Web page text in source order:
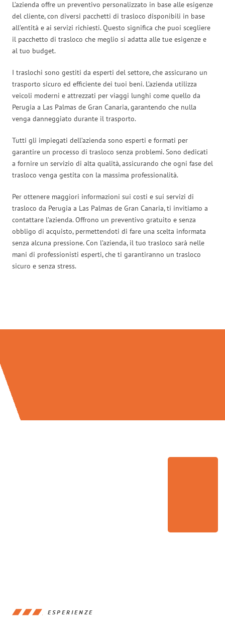
L’azienda offre un preventivo personalizzato in base alle esigenze
del cliente, con diversi pacchetti di trasloco disponibili in base
all’entità e ai servizi richiesti. Questo significa che puoi scegliere
il pacchetto di trasloco che meglio si adatta alle tue esigenze e
al tuo budget.
I traslochi sono gestiti da esperti del settore, che assicurano un
trasporto sicuro ed efficiente dei tuoi beni. L’azienda utilizza
veicoli moderni e attrezzati per viaggi lunghi come quello da
Perugia a Las Palmas de Gran Canaria, garantendo che nulla
venga danneggiato durante il trasporto.
Tutti gli impiegati dell’azienda sono esperti e formati per
garantire un processo di trasloco senza problemi. Sono dedicati
a fornire un servizio di alta qualità, assicurando che ogni fase del
trasloco venga gestita con la massima professionalità.
Per ottenere maggiori informazioni sui costi e sui servizi di
trasloco da Perugia a Las Palmas de Gran Canaria, ti invitiamo a
contattare l’azienda. Offrono un preventivo gratuito e senza
obbligo di acquisto, permettendoti di fare una scelta informata
senza alcuna pressione. Con l’azienda, il tuo trasloco sarà nelle
mani di professionisti esperti, che ti garantiranno un trasloco
sicuro e senza stress.
ESPERIENZE